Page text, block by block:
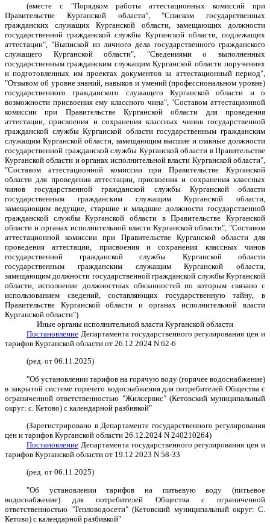
(вместе с "Порядком работы аттестационных комиссий при
Правительстве Курганской области", "Списком государственных
гражданских служащих Курганской области, замещающих должности
государственной гражданской службы Курганской области, подлежащих
аттестации", "Выпиской из личного дела государственного гражданского
служащего Курганской области", "Сведениями о выполненных
государственным гражданским служащим Курганской области поручениях
и подготовленных им проектах документов за аттестационный период",
"Отзывом об уровне знаний, навыков и умений (профессиональном уровне)
государственного гражданского служащего Курганской области и о
возможности присвоения ему классного чина", "Составом аттестационной
комиссии при Правительстве Курганской области для проведения
аттестации, присвоения и сохранения классных чинов государственной
гражданской службы Курганской области государственным гражданским
служащим Курганской области, замещающим высшие и главные должности
государственной гражданской службы Курганской области в Правительстве
Курганской области и органах исполнительной власти Курганской области",
"Составом аттестационной комиссии при Правительстве Курганской
области для проведения аттестации, присвоения и сохранения классных
чинов государственной гражданской службы Курганской области
государственным гражданским служащим Курганской области,
замещающим ведущие, старшие и младшие должности государственной
гражданской службы Курганской области в Правительстве Курганской
области и органах исполнительной власти Курганской области", "Составом
аттестационной комиссии при Правительстве Курганской области для
проведения аттестации, присвоения и сохранения классных чинов
государственной гражданской службы Курганской области
государственным гражданским служащим Курганской области,
замещающим должности государственной гражданской службы Курганской
области, исполнение должностных обязанностей по которым связано с
использованием сведений, составляющих государственную тайну, в
Правительстве Курганской области и органах исполнительной власти
Курганской области")
Иные органы исполнительной власти Курганской области
Постановление Департамента государственного регулирования цен и
тарифов Курганской области от 26.12.2024 N 62-6
(ред. от 06.11.2025)
"Об установлении тарифов на горячую воду (горячее водоснабжение)
в закрытой системе горячего водоснабжения для потребителей Общества с
ограниченной ответственностью "Жилсервис" (Кетовский муниципальный
округ: с. Кетово) с календарной разбивкой"
(Зарегистрировано в Департаменте государственного регулирования
цен и тарифов Курганской области 26.12.2024 N 240210264)
Постановление Департамента государственного регулирования цен и
тарифов Курганской области от 19.12.2023 N 58-33
(ред. от 06.11.2025)
"Об установлении тарифов на питьевую воду (питьевое
водоснабжение) для потребителей Общества с ограниченной
ответственностью "Тепловодосети" (Кетовский муниципальный округ: С.
Кетово) с календарной разбивкой"